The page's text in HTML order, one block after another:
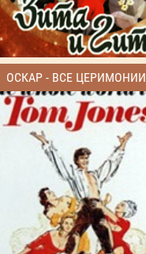
ОСКАР - ВСЕ ЦЕРИМОНИИ